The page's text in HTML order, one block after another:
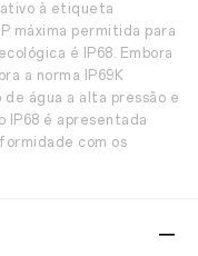
à etiqueta
máxima permitida para
é IP68. Embora
a norma IP69K
água a alta pressão e
IP68 é apresentada
com os